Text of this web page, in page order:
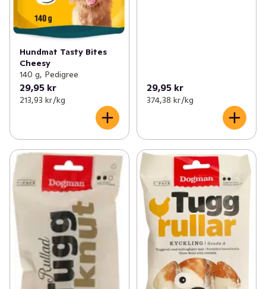
Hundmat Tasty Bites
Cheesy
140 g, Pedigree
29,95 kr
213,93 kr /kg
29,95 kr
374,38 kr /kg